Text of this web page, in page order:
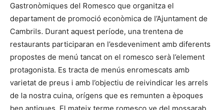
Gastronòmiques del Romesco que organitza el
departament de promoció econòmica de l’Ajuntament de
Cambrils. Durant aquest període, una trentena de
restaurants participaran en l’esdeveniment amb diferents
propostes de menú tancat on el romesco serà l’element
protagonista. Es tracta de menús enromescats amb
varietat de preus i amb l’objectiu de reivindicar les arrels
de la nostra cuina, orígens que es remunten a èpoques
ben antigues. El mateix terme romesco ve del mossarab